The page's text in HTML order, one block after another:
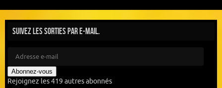
Suivez les sorties par e-mail.
Abonnez-vous
Rejoignez les 419 autres abonnés